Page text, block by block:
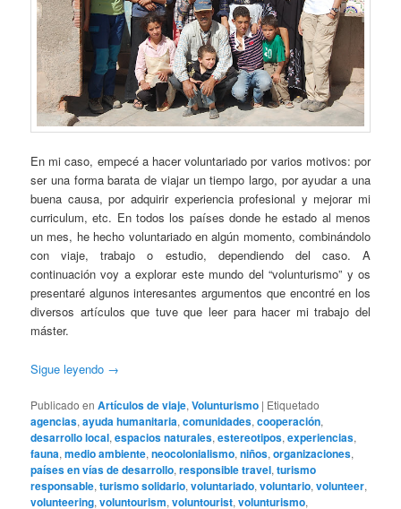
En mi caso, empecé a hacer voluntariado por varios motivos: por
ser una forma barata de viajar un tiempo largo, por ayudar a una
buena causa, por adquirir experiencia profesional y mejorar mi
curriculum, etc. En todos los países donde he estado al menos
un mes, he hecho voluntariado en algún momento, combinándolo
con viaje, trabajo o estudio, dependiendo del caso. A
continuación voy a explorar este mundo del “volunturismo” y os
presentaré algunos interesantes argumentos que encontré en los
diversos artículos que tuve que leer para hacer mi trabajo del
máster.
Sigue leyendo →
Publicado en Artículos de viaje,Volunturismo | Etiquetado
agencias,ayuda humanitaria,comunidades,cooperación,
desarrollo local,espacios naturales,estereotipos,experiencias,
fauna,medio ambiente,neocolonialismo,niños,organizaciones,
países en vías de desarrollo,responsible travel,turismo
responsable,turismo solidario,voluntariado,voluntario,volunteer,
volunteering,voluntourism,voluntourist,volunturismo,